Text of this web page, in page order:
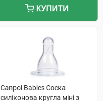
КУПИТИ
Canpol Babies Соска
силіконова кругла міні з